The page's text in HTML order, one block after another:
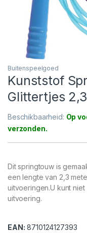
Buitenspeelgoed
Kunststof
Glittertjes
Beschikbaarheid: Op
Dit springtouw is
een lengte van 2,3
uitvoeringen.U kunt
uitvoering.
EAN: 8710124127393